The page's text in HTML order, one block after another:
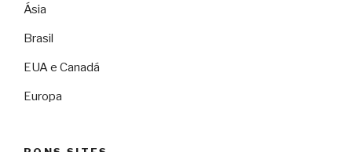
Ásia
Brasil
EUA e Canadá
Europa